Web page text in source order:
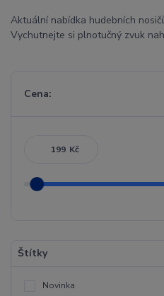
Aktuální nabídka hudebních
Vychutnejte si plnotučný zvuk
Cena:
Kč
Štítky
Novinka